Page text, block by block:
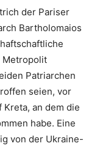
der Pariser
Bartholomaios
Metropolit
Patriarchen
seien, vor
Kreta, an dem die
habe. Eine
von der Ukraine-